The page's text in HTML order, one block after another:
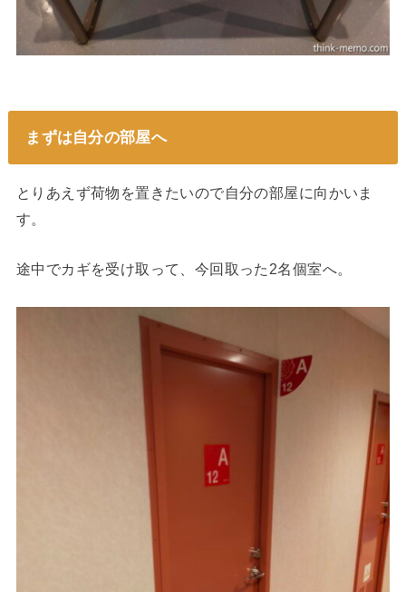
まずは自分の部屋へ
とりあえず荷物を置きたいので自分の部屋に向かいま
す。
途中でカギを受け取って、今回取った2名個室へ。